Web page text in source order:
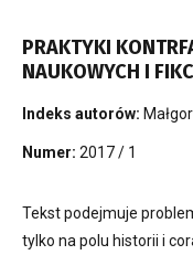
PRAKTYKI
NAUKOWYCH I
Indeks autorów:
Numer: 2017 / 1
Tekst podejmuje
tylko na polu historii i